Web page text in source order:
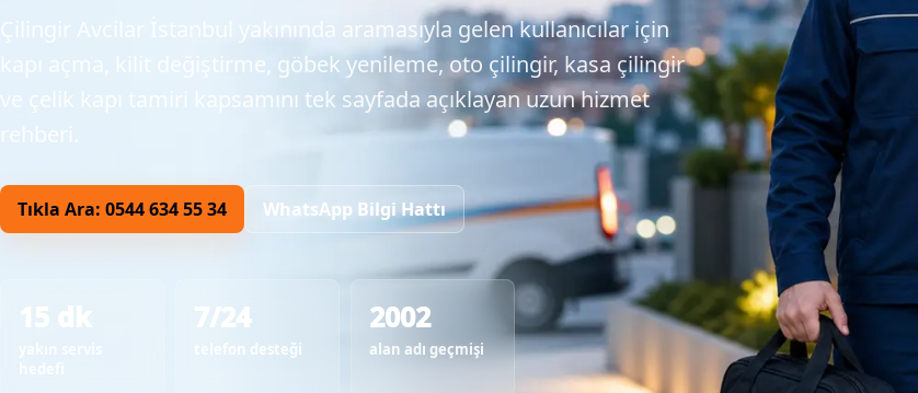
Çilingir Avcilar İstanbul yakınında aramasıyla gelen kullanıcılar için
kapı açma, kilit değiştirme, göbek yenileme, oto çilingir, kasa çilingir
ve çelik kapı tamiri kapsamını tek sayfada açıklayan uzun hizmet
rehberi.
Tıkla Ara: 0544 634 55 34 WhatsApp Bilgi Hattı
7/24
telefon desteği
2002
alan adı geçmişi